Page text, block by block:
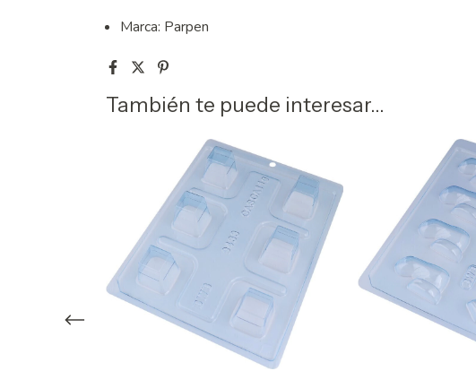
Marca: Parpen
También te puede interesar...